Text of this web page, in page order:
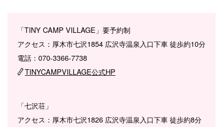
「TINY CAMP VILLAGE」要予約制
アクセス：厚木市七沢1854 広沢寺温泉入口下車 徒歩約10分
電話：070-3366-7738
TINYCAMPVILLAGE公式HP
「七沢荘」
アクセス：厚木市七沢1826 広沢寺温泉入口下車 徒歩約8分